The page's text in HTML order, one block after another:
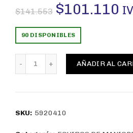
$141.553 El
precio
original
era:
$101.110 El
90 DISPONIBLES
Interruptor automático KBH
AÑADIR AL
SKU: 5920410